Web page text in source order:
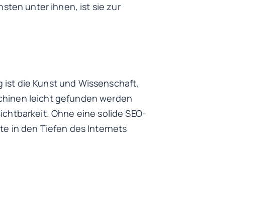
unter ihnen, ist sie zur
ist die Kunst und Wissenschaft,
leicht gefunden werden
Ohne eine solide SEO-
in den Tiefen des Internets